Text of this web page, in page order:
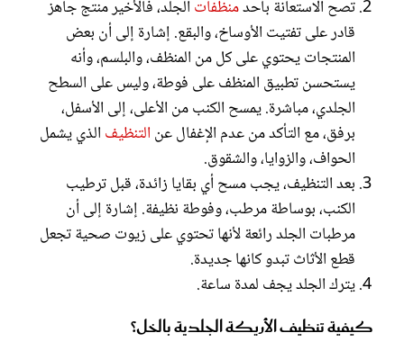
تصح الاستعانة بأحدمنظفات الجلد، فالأخير منتج جاهز
قادر على تفتيت الأوساخ، والبقع. إشارة إلى أن بعض
المنتجات يحتوي على كل من المنظف، والبلسم، وأنه
يستحسن تطبيق المنظف على فوطة، وليس على السطح
الجلدي، مباشرة. يمسح الكنب من الأعلى، إلى الأسفل،
برفق، مع التأكد من عدم الإغفال عن التنظيف الذي يشمل
الحواف، والزوايا، والشقوق.
بعد التنظيف، يجب مسح أي بقايا زائدة، قبل ترطيب
الكنب، بوساطة مرطب، وفوطة نظيفة. إشارة إلى أن
مرطبات الجلد رائعة لأنها تحتوي على زيوت صحية تجعل
قطع الأثاث تبدو كانها جديدة.
يترك الجلد يجف لمدة ساعة.
كيفية تنظيف الأريكة الجلدية بالخل؟